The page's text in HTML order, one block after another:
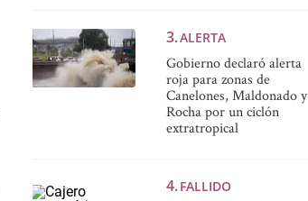
ALERTA
Gobierno declaró alerta
roja para zonas de
Canelones, Maldonado y
Rocha por un ciclón
extratropical
FALLIDO